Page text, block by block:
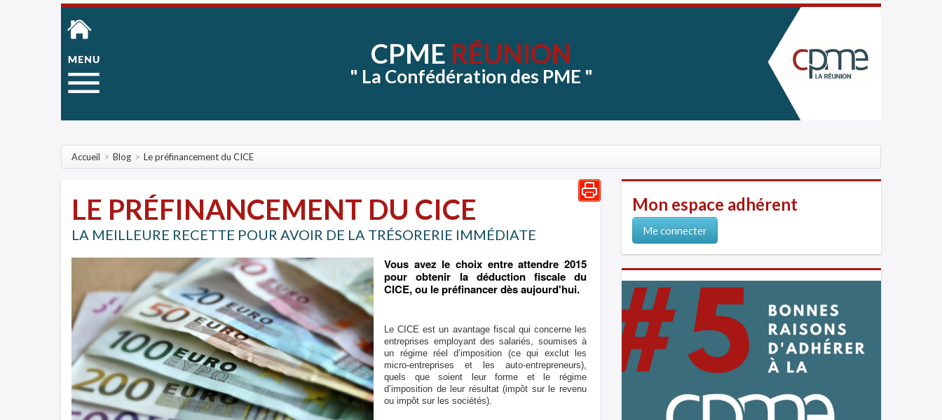
CPME RÉUNION
" La Confédération des PME "
Accueil > Blog > Le préfinancement du CICE
LE PRÉFINANCEMENT DU CICE
LA MEILLEURE RECETTE POUR AVOIR DE LA TRÉSORERIE IMMÉDIATE
Vous avez le choix entre attendre 2015
pour obtenir la déduction fiscale du
CICE, ou le préfinancer dès aujourd'hui.
Le CICE est un avantage fiscal qui concerne les
entreprises employant des salariés, soumises à
un régime réel d’imposition (ce qui exclut les
micro-entreprises et les auto-entrepreneurs),
quels que soient leur forme et le régime
d’imposition de leur résultat (impôt sur le revenu
ou impôt sur les sociétés).
Mon espace adhérent
Me connecter